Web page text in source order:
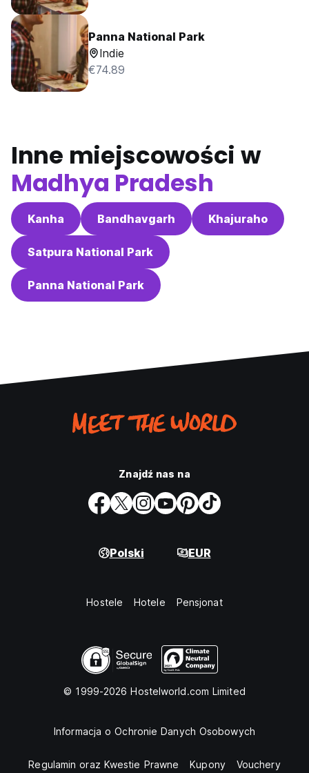
Panna National Park
Indie
€74.89
Inne miejscowości w
Madhya Pradesh
Kanha Bandhavgarh Khajuraho
Satpura National Park
Panna National Park
Znajdź nas na
Polski EUR
Hostele Hotele Pensjonat
© 1999-2026 Hostelworld.com Limited
Informacja o Ochronie Danych Osobowych
Regulamin oraz Kwestie Prawne Kupony Vouchery